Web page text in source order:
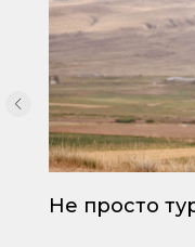
Не просто